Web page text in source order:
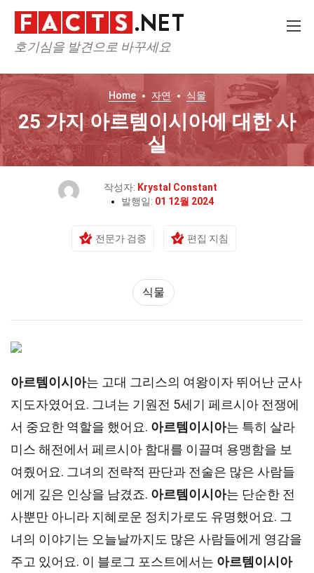
호기심을 발견으로 바꾸세요
Home 자연 식물
25 가지 아르템이시아에 대한 사
실
작성자: Krystal Constant
발행일: 01 12월 2024
전문가 검증 편집 지침
식물
아르템이시아는 고대 그리스의 여왕이자 뛰어난 군사
지도자였어요. 그녀는 기원전 5세기 페르시아 전쟁에
서 중요한 역할을 했어요. 아르템이시아는 특히 살라
미스 해전에서 페르시아 함대를 이끌며 용맹함을 보
여줬어요. 그녀의 전략적 판단과 전술은 많은 사람들
에게 깊은 인상을 남겼죠. 아르템이시아는 단순한 전
사뿐만 아니라 지혜로운 정치가로도 유명했어요. 그
녀의 이야기는 오늘날까지도 많은 사람들에게 영감을
주고 있어요. 이 블로그 포스트에서는 아르템이시아